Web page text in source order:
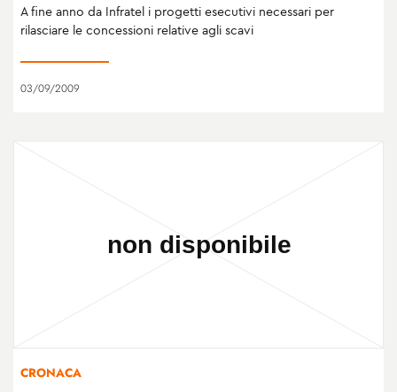
A fine anno da Infratel i progetti esecutivi necessari per
rilasciare le concessioni relative agli scavi
03/09/2009
CRONACA